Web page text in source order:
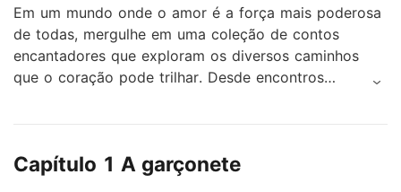
Em um mundo onde o amor é a força mais poderosa
de todas, mergulhe em uma coleção de contos
encantadores que exploram os diversos caminhos
que o coração pode trilhar. Desde encontros
Descubra histórias de amores improváveis que
Capítulo 1 A garçonete